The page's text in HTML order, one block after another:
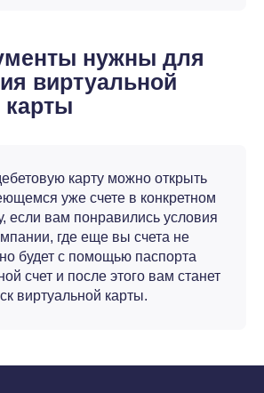
нужны для
виртуальной
карты
карту можно открыть
уже счете в конкретном
если вам понравились условия
где еще вы счета не
будет с помощью паспорта
счет и после этого вам станет
виртуальной карты.